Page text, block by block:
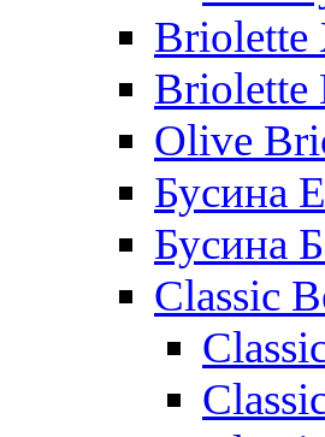
Briolette
Briolette
Olive
Бусина
Бусина
Classic